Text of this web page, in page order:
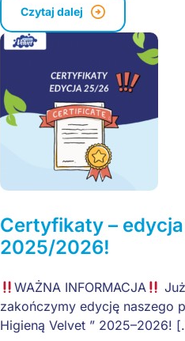
Czytaj dalej
Certyfikaty – edycja
2025/2026!
WAŻNA INFORMACJA
zakończymy edycję naszego
Higieną Velvet ” 2025–2026!